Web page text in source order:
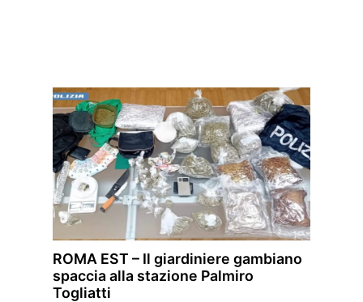
ROMA EST – Il giardiniere gambiano
spaccia alla stazione Palmiro
Togliatti